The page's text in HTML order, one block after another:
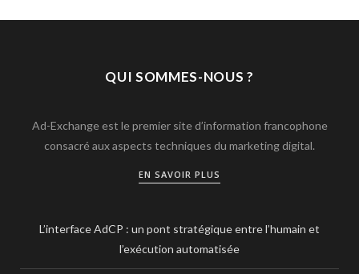
QUI SOMMES-NOUS ?
Ad-Exchange est le premier site d’information francophone
consacré aux aspects techniques du marketing digital.
EN SAVOIR PLUS
L’interface AdCP : un pont stratégique entre l’humain et
l’exécution automatisée